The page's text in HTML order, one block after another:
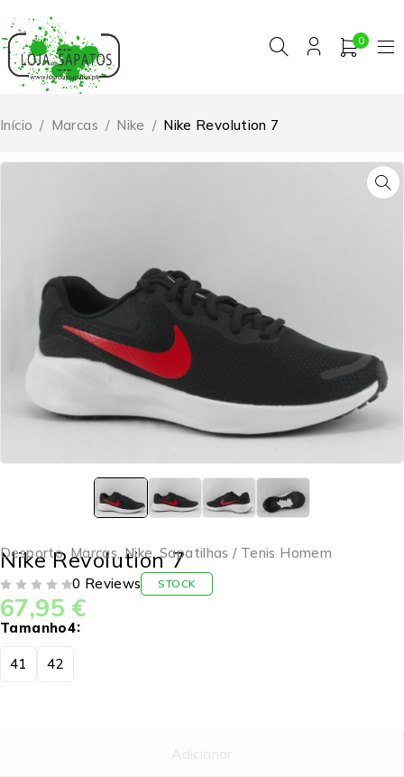
0
Início / Marcas / Nike / Nike Revolution 7
Desporto, Marcas, Nike,Sapatilhas / Tenis Homem
Nike Revolution 7
0 Reviews STOCK
67,95 €
Tamanho4
41 42
Adicionar